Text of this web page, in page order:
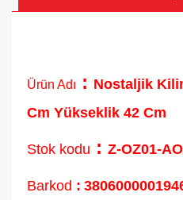
Ürün Adı : Nostaljik
Cm Yükseklik 42 Cm
Stok kodu : Z-OZ01-
Barkod :